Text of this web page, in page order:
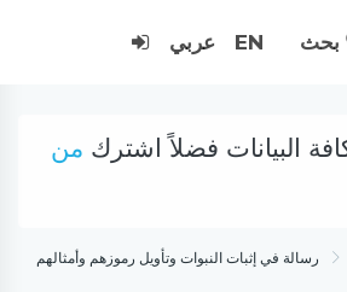
بحث EN عربي
البيانات فضلاً اشترك من
رسالة في إثبات النبوات وتأويل رموزهم وأمثالهم